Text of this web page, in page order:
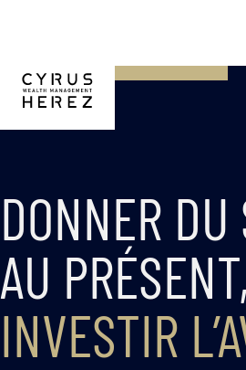
DONNER DU
AU PRÉSENT,
INVESTIR